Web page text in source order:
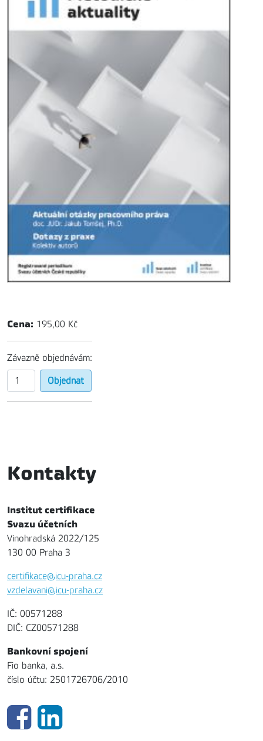
Cena: 195,00 Kč
Závazně objednávám:
Kontakty
Institut certifikace
Svazu účetních
Vinohradská 2022/125
130 00 Praha 3
certifikace@icu-praha.cz
vzdelavani@icu-praha.cz
IČ: 00571288
DIČ: CZ00571288
Bankovní spojení
Fio banka, a.s.
číslo účtu: 2501726706/2010